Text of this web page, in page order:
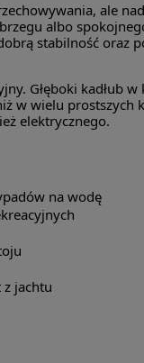
ale
albo
stabilność oraz
Głęboki kadłub w
w wielu prostszych
elektrycznego.
na wodę
jachtu